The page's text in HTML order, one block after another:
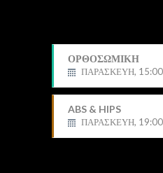
ΟΡΘΟΣΩΜΙΚΗ
ΠΑΡΑΣΚΕΥΗ,
ABS & HIPS
ΠΑΡΑΣΚΕΥΗ,